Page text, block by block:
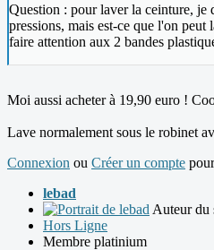
Question : pour laver la ceinture, je
pressions, mais est-ce que l'on peut
faire attention aux 2 bandes
Moi aussi acheter à 19,90 euro !
Lave normalement sous le robinet
Connexion ou Créer un compte
lebad
Auteur du
Hors Ligne
Membre platinium